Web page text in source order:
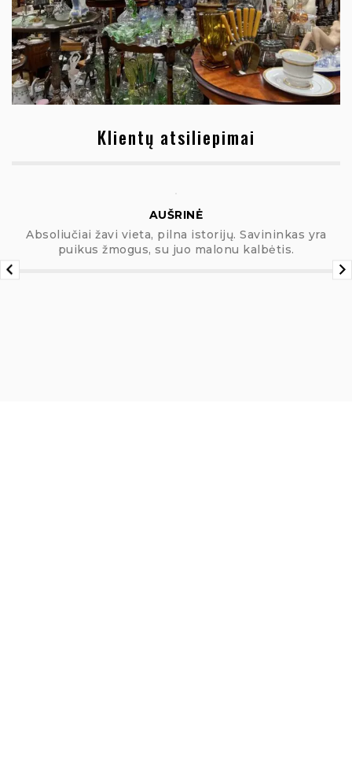
Klientų atsiliepimai
Absoliučiai žavi vieta, pilna istorijų. Savininkas yra
puikus žmogus, su juo malonu kalbėtis.
AUŠRINĖ